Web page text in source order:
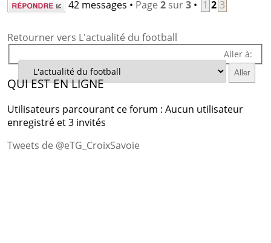
Répondre 42 messages • Page 2sur3• 1 2 3
Retourner vers L'actualité du football
Aller à:
QUI EST EN LIGNE
Utilisateurs parcourant ce forum : Aucun utilisateur
enregistré et 3 invités
Tweets de @eTG_CroixSavoie